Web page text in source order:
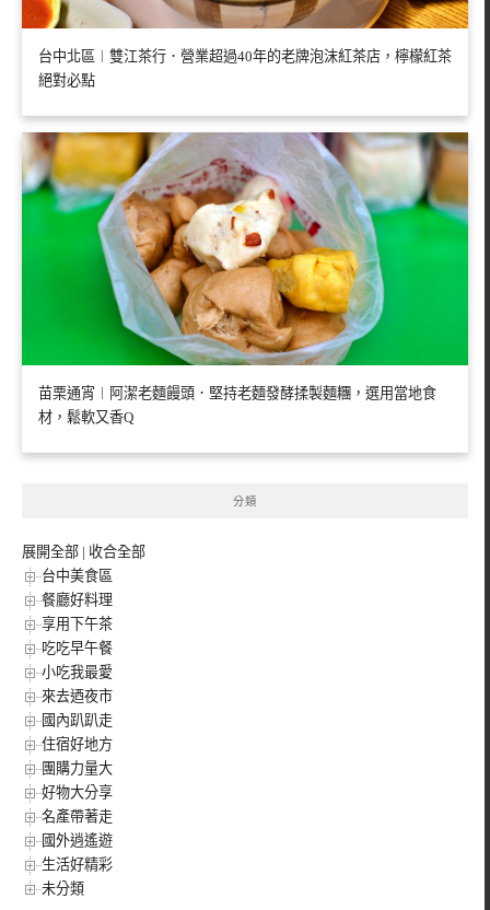
台中北區︱雙江茶行．營業超過40年的老牌泡沫紅茶店，檸檬紅茶
絕對必點
苗栗通宵︱阿潔老麵饅頭．堅持老麵發酵揉製麵糰，選用當地食
材，鬆軟又香Q
分類
展開全部 | 收合全部
台中美食區
餐廳好料理
享用下午茶
吃吃早午餐
小吃我最愛
來去迺夜市
國內趴趴走
住宿好地方
團購力量大
好物大分享
名產帶著走
國外逍遙遊
生活好精彩
未分類